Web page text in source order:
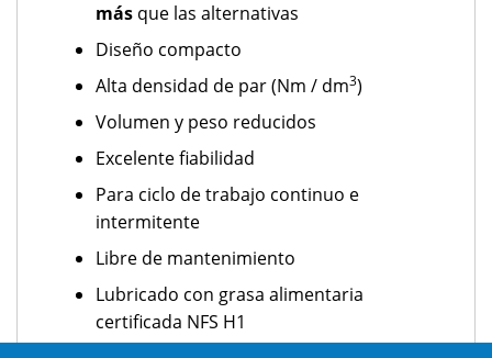
más que las alternativas
Diseño compacto
Alta densidad de par (Nm / dm3)
Volumen y peso reducidos
Excelente fiabilidad
Para ciclo de trabajo continuo e
intermitente
Libre de mantenimiento
Lubricado con grasa alimentaria
certificada NFS H1